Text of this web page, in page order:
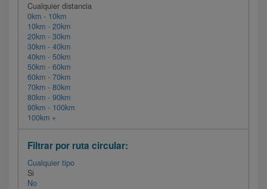
Cualquier distancia
0km - 10km
10km - 20km
20km - 30km
30km - 40km
40km - 50km
50km - 60km
60km - 70km
70km - 80km
80km - 90km
90km - 100km
100km +
Filtrar por ruta circular:
Cualquier tipo
Si
No